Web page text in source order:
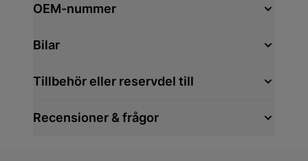
OEM-nummer
Bilar
Tillbehör eller reservdel till
Recensioner & frågor